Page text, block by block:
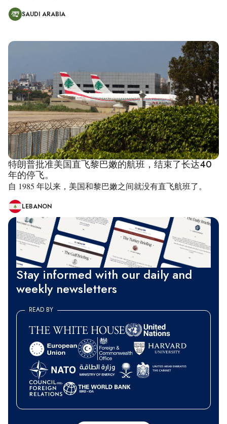
SAUDI ARABIA
特朗普批准美国直飞黎巴嫩的航班，结束了长达40
年的停飞。
自 1985 年以来，美国和黎巴嫩之间就没有直飞航班了。
LEBANON
Stay informed with our daily and
weekly newsletters
READ BY